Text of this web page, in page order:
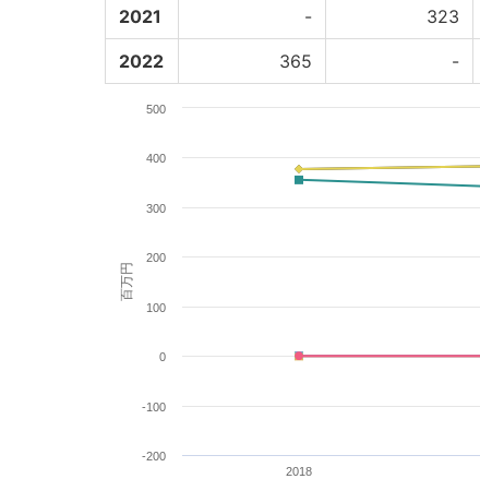
2021 - 323
2022 365 -
百万円
2018
-200
-100
0
100
200
300
400
500